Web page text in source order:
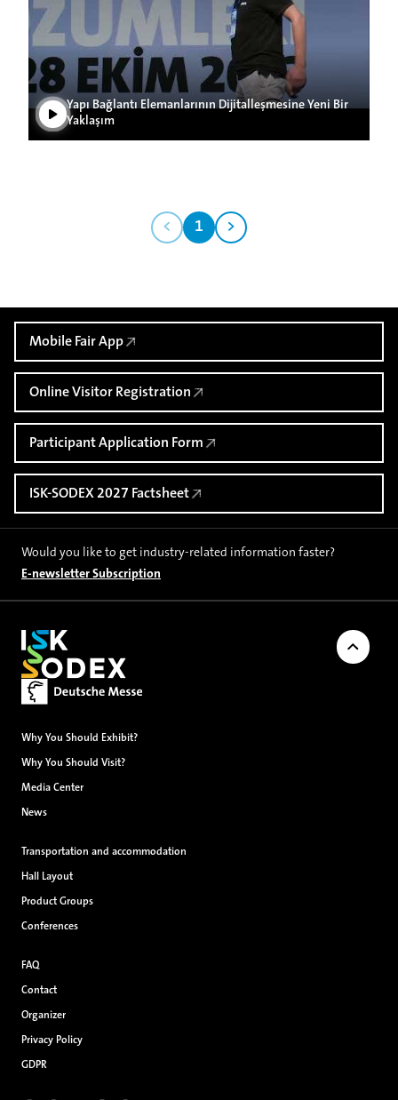
Play Video
Yapı Bağlantı Elemanlarının Dijitalleşmesine Yeni Bir
Yaklaşım
< 1 >
Mobile Fair App
Online Visitor Registration
Participant Application Form
ISK-SODEX 2027 Factsheet
Would you like to get industry-related information faster?
E-newsletter Subscription
Back to
Why You Should Exhibit?
Why You Should Visit?
Media Center
News
Transportation and accommodation
Hall Layout
Product Groups
Conferences
FAQ
Contact
Organizer
Privacy Policy
GDPR